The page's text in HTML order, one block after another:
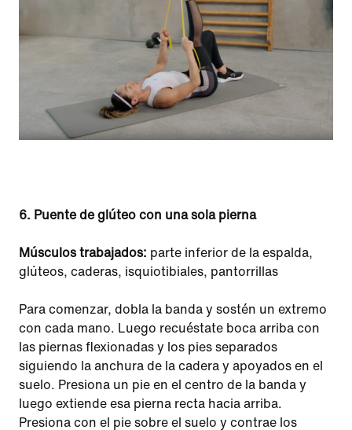
6. Puente de glúteo con una sola pierna
Músculos trabajados: parte inferior de la espalda,
glúteos, caderas, isquiotibiales, pantorrillas
Para comenzar, dobla la banda y sostén un extremo
con cada mano. Luego recuéstate boca arriba con
las piernas flexionadas y los pies separados
siguiendo la anchura de la cadera y apoyados en el
suelo. Presiona un pie en el centro de la banda y
luego extiende esa pierna recta hacia arriba.
Presiona con el pie sobre el suelo y contrae los